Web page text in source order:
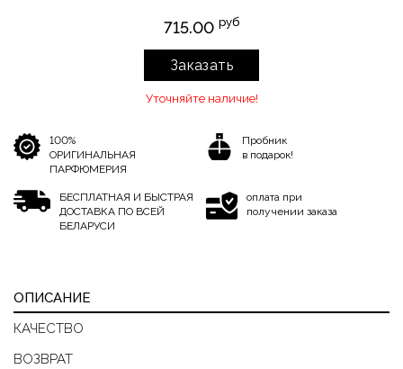
715.00 руб
Заказать
Уточняйте наличие!
100%
ОРИГИНАЛЬНАЯ
ПАРФЮМЕРИЯ
Пробник
в подарок!
БЕСПЛАТНАЯ И БЫСТРАЯ
ДОСТАВКА ПО ВСЕЙ
БЕЛАРУСИ
оплата при
получении заказа
ОПИСАНИЕ
КАЧЕСТВО
ВОЗВРАТ